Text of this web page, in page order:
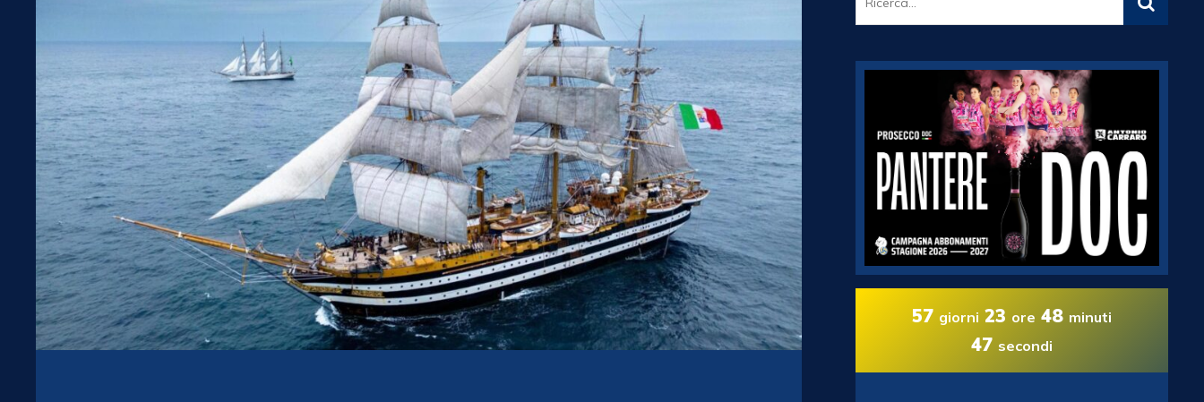
57 giorni 23 ore 48 minuti
45 secondi